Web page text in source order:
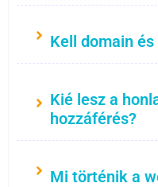
Kell domain
Kié lesz a
hozzáférés?
Mi történik a